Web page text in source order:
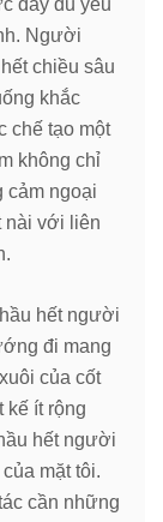
đầy đủ yếu
Người
chiều sâu
khắc
chế tạo một
không chỉ
cảm ngoại
nài với liên
hết người
đi mang
của cốt
kế ít rộng
hết người
mặt tôi.
cần những